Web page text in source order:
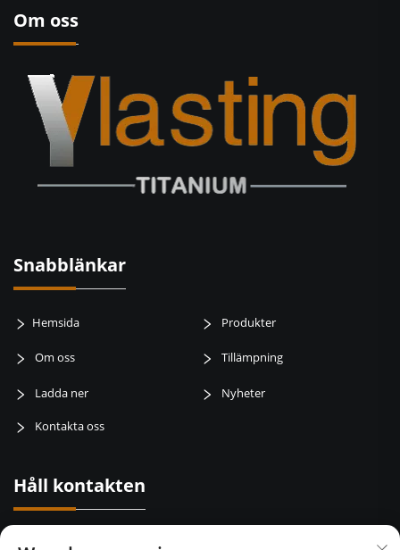
Om oss
Snabblänkar
Hemsida Produkter
Om oss Tillämpning
Ladda ner Nyheter
Kontakta oss
Håll kontakten